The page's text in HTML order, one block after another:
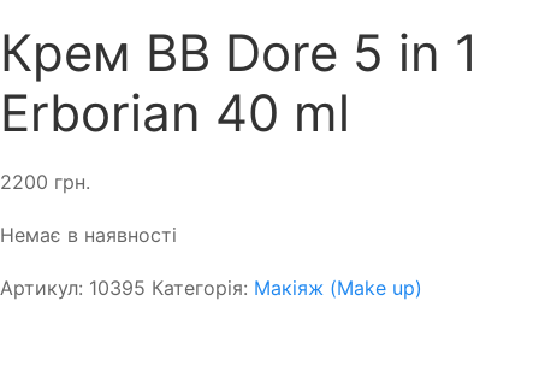
Крем BB Dore 5 in 1
Erborian 40 ml
2200 грн.
Немає в наявності
Артикул: 10395 Категорія: Макіяж (Make up)